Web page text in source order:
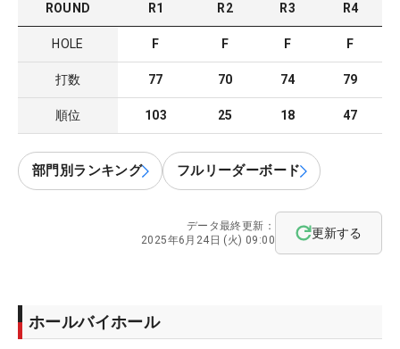
ROUND R1 R2 R3 R4
HOLE F F F F
打数 77 70 74 79
順位 103 25 18 47
部門別ランキング フルリーダーボード
データ最終更新：
2025年6月24日 (火) 09:00
更新する
ホールバイホール